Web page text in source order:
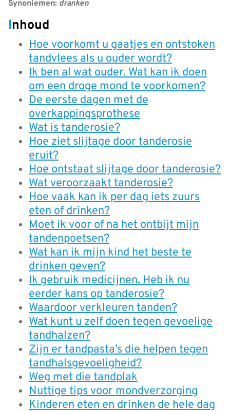
Synoniemen: dranken
Inhoud
Hoe voorkomt u gaatjes en ontstoken
tandvlees als u ouder wordt?
Ik ben al wat ouder. Wat kan ik doen
om een droge mond te voorkomen?
De eerste dagen met de
overkappingsprothese
Wat is tanderosie?
Hoe ziet slijtage door tanderosie
eruit?
Hoe ontstaat slijtage door tanderosie?
Wat veroorzaakt tanderosie?
Hoe vaak kan ik per dag iets zuurs
eten of drinken?
Moet ik voor of na het ontbijt mijn
tandenpoetsen?
Wat kan ik mijn kind het beste te
drinken geven?
Ik gebruik medicijnen. Heb ik nu
eerder kans op tanderosie?
Waardoor verkleuren tanden?
Wat kunt u zelf doen tegen gevoelige
tandhalzen?
Zijn er tandpasta’s die helpen tegen
tandhalsgevoeligheid?
Weg met die tandplak
Nuttige tips voor mondverzorging
Kinderen eten en drinken de hele dag